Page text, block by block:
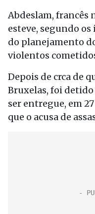
Abdeslam, francês
esteve, segundo
do planejamento
violentos
Depois de crca de
Bruxelas, foi detido
ser entregue, em
que o acusa de